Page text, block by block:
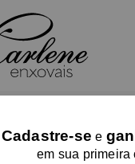
Cadastre-se e
em sua primeira